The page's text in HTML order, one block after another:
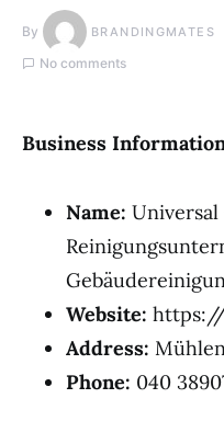
By BRANDINGMATES
No comments
Business
Name: Universal
Website:
Address:
Phone: 040